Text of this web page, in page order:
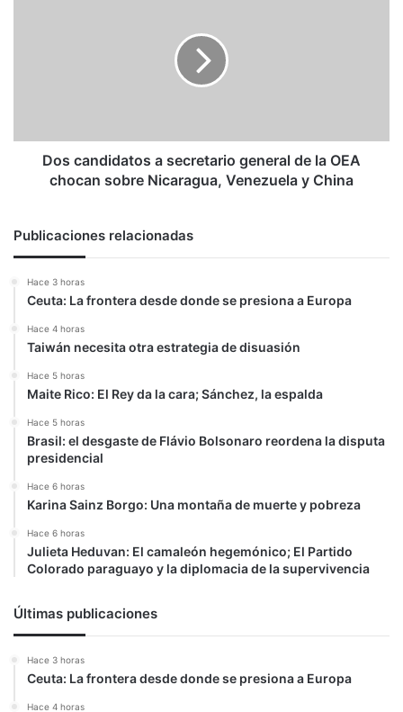
chocan
sobre
Nicaragua,
China
Dos candidatos a secretario general de la OEA
chocan sobre Nicaragua, Venezuela y China
Publicaciones relacionadas
Hace 3 horas
Ceuta: La frontera desde donde se presiona a Europa
Hace 4 horas
Taiwán necesita otra estrategia de disuasión
Hace 5 horas
Maite Rico: El Rey da la cara; Sánchez, la espalda
Hace 5 horas
Brasil: el desgaste de Flávio Bolsonaro reordena la disputa
presidencial
Hace 6 horas
Karina Sainz Borgo: Una montaña de muerte y pobreza
Hace 6 horas
Julieta Heduvan: El camaleón hegemónico; El Partido
Colorado paraguayo y la diplomacia de la supervivencia
Últimas publicaciones
Hace 3 horas
Ceuta: La frontera desde donde se presiona a Europa
Hace 4 horas